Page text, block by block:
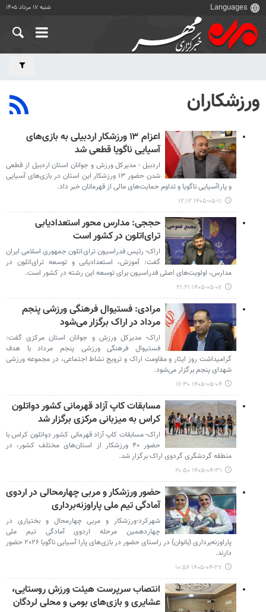
شنبه ۱۷ مرداد ۱۴۰۵
ورزشکاران
اعزام ۱۳ ورزشکار اردبیلی به بازی‌های
آسیایی ناگویا قطعی شد
اردبیل - مدیرکل ورزش و جوانان استان اردبیل از قطعی
شدن حضور ۱۳ ورزشکار این استان در بازی‌های آسیایی
و پاراآسیایی ناگویا و تداوم حمایت‌های مالی از قهرمانان خبر داد.
۱۴۰۵-۰۵-۱۱ ۱۲:۱۲
حججی: مدارس محور استعدادیابی
ترای‌اتلون در کشور است
اراک- رئیس فدراسیون ترای‌اتلون جمهوری اسلامی ایران
گفت: آموزش، استعدادیابی و توسعه ترای‌اتلون در
مدارس، اولویت‌های اصلی فدراسیون برای توسعه این رشته در کشور است.
۱۴۰۵-۰۵-۰۷ ۲۱:۲۱
مرادی: فستیوال فرهنگی ورزشی پنجم
مرداد در اراک برگزار می‌شود
اراک- مدیرکل ورزش و جوانان استان مرکزی گفت:
فستیوال فرهنگی ورزشی پنجم مرداد با هدف
گرامیداشت روز ایثار و مقاومت اراک و ترویج نشاط اجتماعی، در مجموعه ورزشی
شهدای پنجم برگزار می‌شود.
۱۴۰۵-۰۵-۰۴ ۱۶:۳۰
مسابقات کاپ آزاد قهرمانی کشور دواتلون
کراس به میزبانی مرکزی برگزار شد
اراک- مسابقات کاپ آزاد قهرمانی کشور دواتلون کراس با
حضور ۴۰ ورزشکار از استان‌های مختلف کشور، در
منطقه گردشگری گردوی اراک برگزار شد.
۱۴۰۵-۰۴-۳۱ ۲۰:۵۰
حضور ورزشکار و مربی چهارمحالی در اردوی
آمادگی تیم ملی پاراوزنه‌برداری
شهرکرد-ورزشکار و مربی چهارمحال و بختیاری در
چهاردهمین مرحله اردوی آمادگی تیم ملی
پاراوزنه‌برداری (بانوان) در راستای حضور در بازی‌های پارا آسیایی ناگویا ۲۰۲۶ حضور
دارند.
۱۴۰۵-۰۴-۲۷ ۱۰:۵۶
انتصاب سرپرست هیئت ورزش روستایی،
عشایری و بازی‌های بومی و محلی لردگان